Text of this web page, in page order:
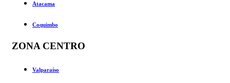
Atacama
Coquimbo
ZONA CENTRO
Valparaíso